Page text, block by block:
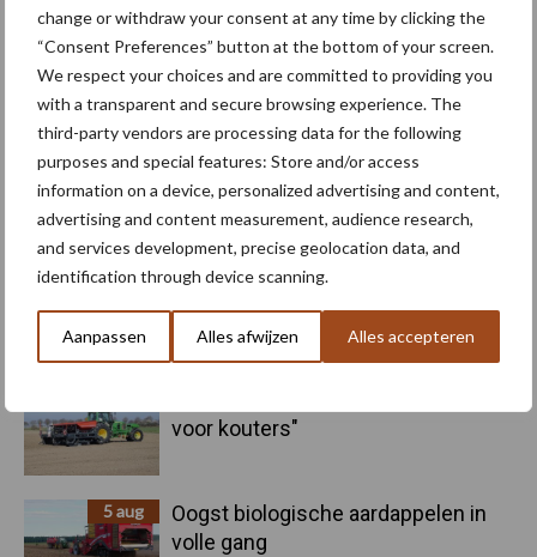
change or withdraw your consent at any time by clicking the
“Consent Preferences” button at the bottom of your screen.
We respect your choices and are committed to providing you
with a transparent and secure browsing experience. The
third-party vendors are processing data for the following
purposes and special features: Store and/or access
information on a device, personalized advertising and content,
advertising and content measurement, audience research,
and services development, precise geolocation data, and
identification through device scanning.
Aanpassen Alles afwijzen Alles accepteren
Primaire
Sidebar
Recent nieuws Partner nieuws
voor kouters"
5 aug
Oogst biologische aardappelen in
volle gang
Biodiversiteit
Biologische
akkerbouw
Toon meer